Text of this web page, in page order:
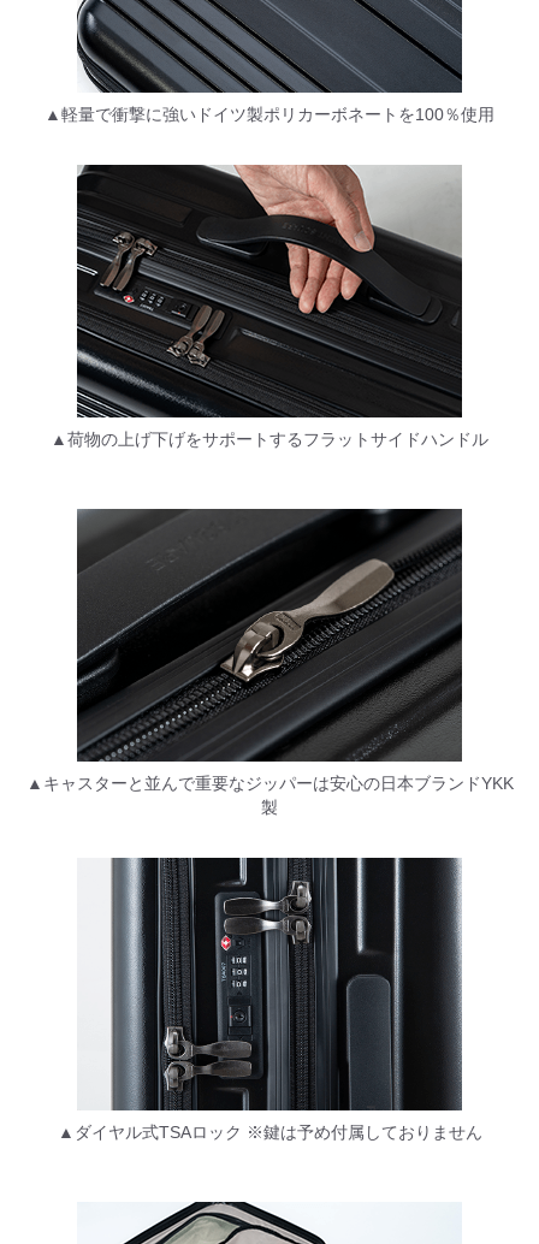
▲軽量で衝撃に強いドイツ製ポリカーボネートを100％使用
▲荷物の上げ下げをサポートするフラットサイドハンドル
▲キャスターと並んで重要なジッパーは安心の日本ブランドYKK
製
▲ダイヤル式TSAロック ※鍵は予め付属しておりません